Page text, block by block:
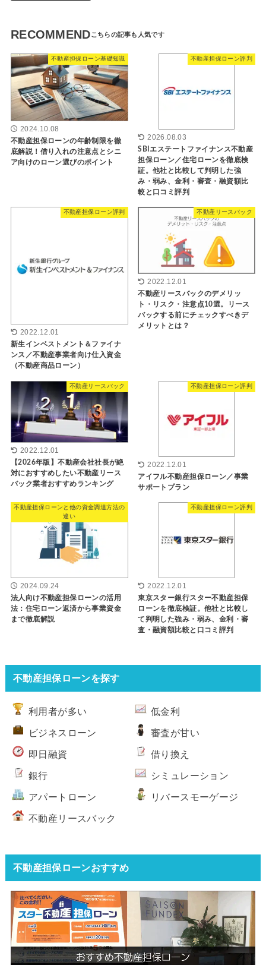
RECOMMEND
不動産担保ローン基礎知識
2024.10.08
不動産担保ローンの年齢制限を徹
底解説！借り入れの注意点とシニ
ア向けのローン選びのポイント
不動産担保ローン評判
2026.08.03
SBIエステートファイナンス不動産
担保ローン／住宅ローンを徹底検
証。他社と比較して判明した強
み・弱み、金利・審査・融資額比
較と口コミ評判
不動産担保ローン評判
2022.12.01
新生インベストメント＆ファイナ
ンス／不動産事業者向け仕入資金
（不動産商品ローン）
不動産リースバック
2022.12.01
不動産リースバックのデメリッ
ト・リスク・注意点10選。リース
バックする前にチェックすべきデ
メリットとは？
不動産リースバック
2022.12.01
【2026年版】不動産会社社長が絶
対におすすめしたい不動産リース
バック業者おすすめランキング
不動産担保ローン評判
2022.12.01
アイフル不動産担保ローン／事業
サポートプラン
不動産担保ローンと他の資金調達方法の
違い
2024.09.24
法人向け不動産担保ローンの活用
法：住宅ローン返済から事業資金
まで徹底解説
不動産担保ローン評判
2022.12.01
東京スター銀行スター不動産担保
ローンを徹底検証。他社と比較し
て判明した強み・弱み、金利・審
査・融資額比較と口コミ評判
不動産担保ローンを探す
利用者が多い 低金利
ビジネスローン 審査が甘い
即日融資 借り換え
銀行 シミュレーション
アパートローン リバースモーゲージ
不動産リースバック
不動産担保ローンおすすめ